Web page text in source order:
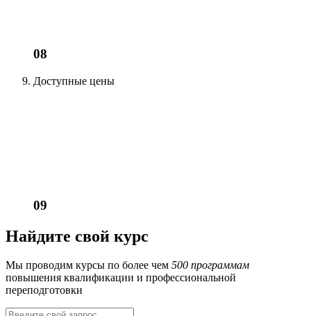
08
Доступные цены
09
Найдите свой курс
Мы проводим курсы по более чем 500 программам
повышения квалификации и профессиональной
переподготовки